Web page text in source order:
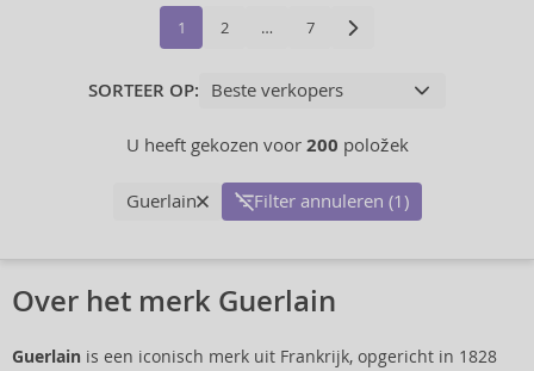
1 2 … 7
SORTEER OP:
U heeft gekozen voor 200 položek
Guerlain Filter annuleren (1)
Over het merk Guerlain
Guerlain is een iconisch merk uit Frankrijk, opgericht in 1828